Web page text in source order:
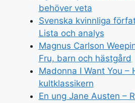
behöver veta
Svenska kvinnliga
Lista och analys
Magnus Carlson
Fru, barn och hästgård
Madonna I Want You –
kultklassikern
En ung Jane Austen –